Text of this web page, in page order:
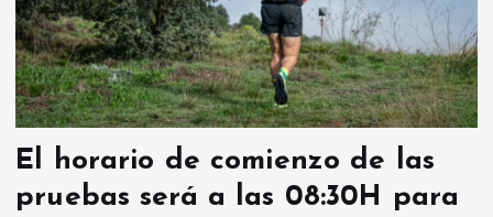
El horario de comienzo de las
pruebas será a las 08:30H para